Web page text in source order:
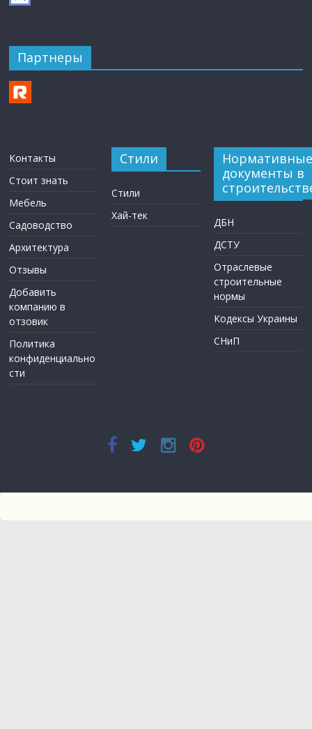
Партнеры
Контакты
Стоит знать
Мебель
Садоводство
Архитектура
Отзывы
Добавить
компанию в
отзовик
Политика
конфиденциально
сти
Стили
Стили
Хай-тек
Нормативные
документы в
ДБН
ДСТУ
Отраслевые
строительные
нормы
Кодексы Украины
СНиП